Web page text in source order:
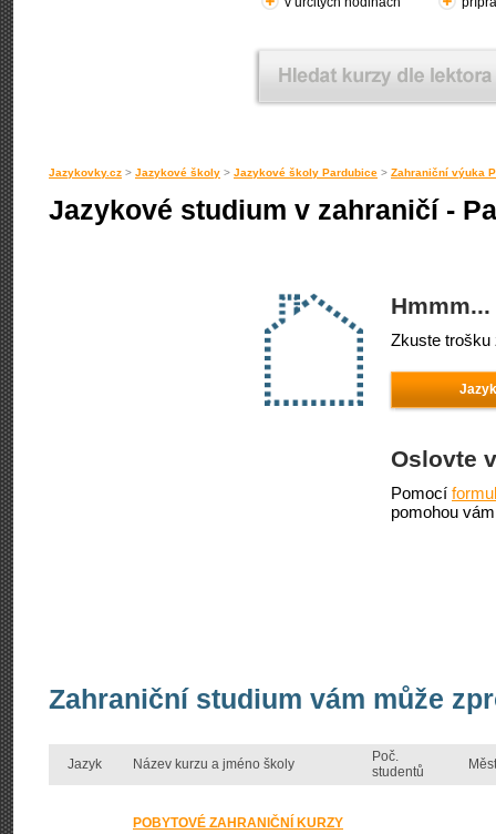
Jazykovky.cz > Jazykové školy > Jazykové školy Pardubice > Zahraniční výuka
Jazykové studium v zahraničí -
Zkuste trošku
Oslovte
Pomocí
pomohou
Zahraniční studium vám může
Jazyk Název kurzu a jméno školy
Poč.
studentů
POBYTOVÉ ZAHRANIČNÍ KURZY